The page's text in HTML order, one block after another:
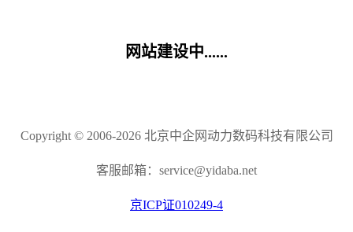
网站建设中......
Copyright © 2006-2026 北京中企网动力数码科技有限公司
客服邮箱：service@yidaba.net
京ICP证010249-4